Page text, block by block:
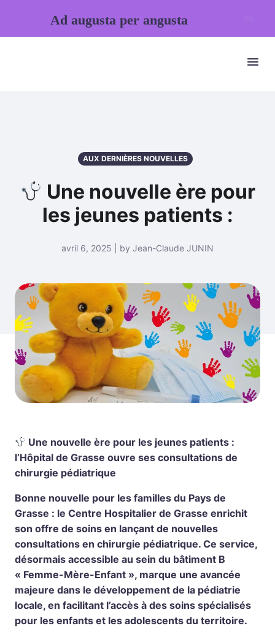
AUX DERNIÈRES NOUVELLES
Une nouvelle ère pour
les jeunes patients :
avril 6, 2025 | by Jean-Claude JUNIN
Une nouvelle ère pour les jeunes patients :
l’Hôpital de Grasse ouvre ses consultations de
chirurgie pédiatrique
Bonne nouvelle pour les familles du Pays de
Grasse : le Centre Hospitalier de Grasse enrichit
son offre de soins en lançant de nouvelles
consultations en chirurgie pédiatrique. Ce service,
désormais accessible au sein du bâtiment B
« Femme-Mère-Enfant », marque une avancée
majeure dans le développement de la pédiatrie
locale, en facilitant l’accès à des soins spécialisés
pour les enfants et les adolescents du territoire.
Ad augusta per angusta